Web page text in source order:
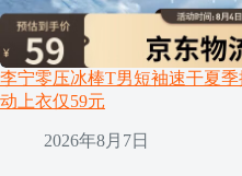
李宁零压冰棒T男短袖速干夏
动上衣仅59元
2026年8月7日